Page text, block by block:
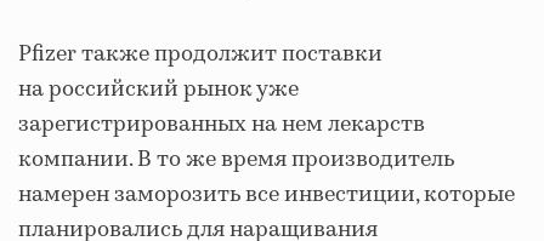
Pfizer также продолжит поставки
на российский рынок уже
зарегистрированных на нем лекарств
компании. В то же время производитель
намерен заморозить все инвестиции, которые
планировались для наращивания